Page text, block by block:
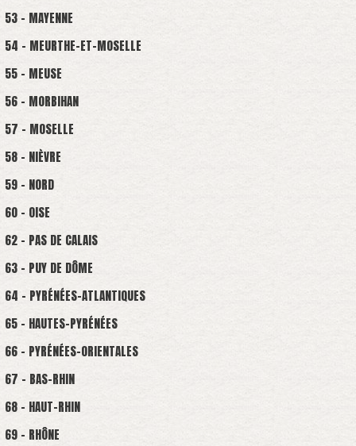
53 - MAYENNE
54 - MEURTHE-ET-MOSELLE
55 - MEUSE
56 - MORBIHAN
57 - MOSELLE
58 - NIÈVRE
59 - NORD
60 - OISE
62 - PAS DE CALAIS
63 - PUY DE DÔME
64 - PYRÉNÉES-ATLANTIQUES
65 - HAUTES-PYRÉNÉES
66 - PYRÉNÉES-ORIENTALES
67 - BAS-RHIN
68 - HAUT-RHIN
69 - RHÔNE